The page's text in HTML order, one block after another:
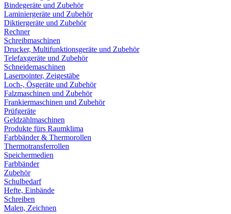
Bindegeräte und Zubehör
Laminiergeräte und Zubehör
Diktiergeräte und Zubehör
Rechner
Schreibmaschinen
Drucker, Multifunktionsgeräte und Zubehör
Telefaxgeräte und Zubehör
Schneidemaschinen
Laserpointer, Zeigestäbe
Loch-, Ösgeräte und Zubehör
Falzmaschinen und Zubehör
Frankiermaschinen und Zubehör
Prüfgeräte
Geldzählmaschinen
Produkte fürs Raumklima
Farbbänder & Thermorollen
Thermotransferrollen
Speichermedien
Farbbänder
Zubehör
Schulbedarf
Hefte, Einbände
Schreiben
Malen, Zeichnen